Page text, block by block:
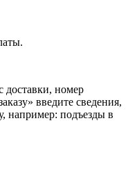
доставки, номер
введите сведения,
например: подъезды в